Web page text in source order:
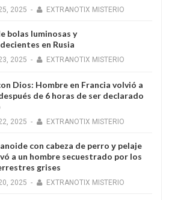
2025 - EXTRANOTIX MISTERIO
bolas luminosas y
en Rusia
2025 - EXTRANOTIX MISTERIO
Dios: Hombre en Francia volvió a
de 6 horas de ser declarado
2025 - EXTRANOTIX MISTERIO
con cabeza de perro у pelaje
a un hombre secuestrado por los
grises
2025 - EXTRANOTIX MISTERIO